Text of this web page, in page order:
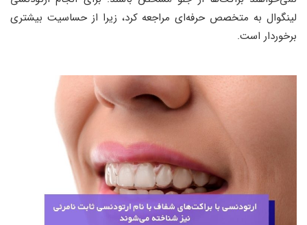
لینگوال به متخصص حرفه‌ای مراجعه کرد، زیرا از حساسیت بیشتری
برخوردار است.